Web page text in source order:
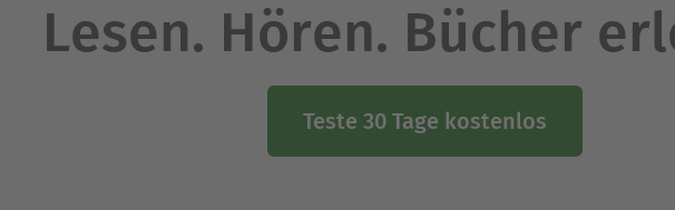
Lesen. Hören. Bücher
Teste 30 Tage kostenlos